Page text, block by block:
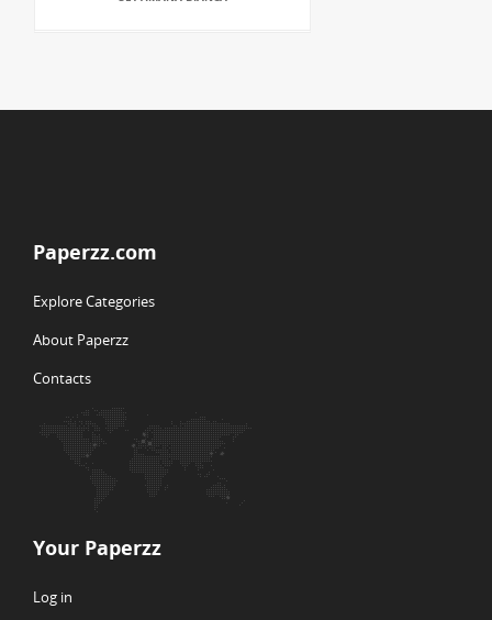
Paperzz.com
Explore Categories
About Paperzz
Contacts
Your Paperzz
Log in